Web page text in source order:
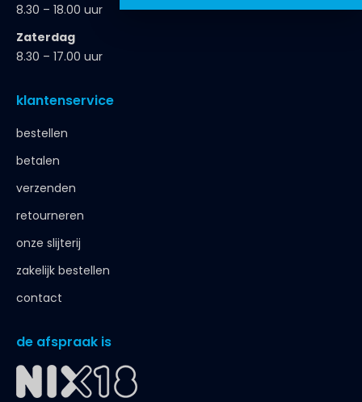
8.30 – 18.00 uur
Zaterdag
8.30 – 17.00 uur
klantenservice
bestellen
betalen
verzenden
retourneren
onze slijterij
zakelijk bestellen
contact
de afspraak is